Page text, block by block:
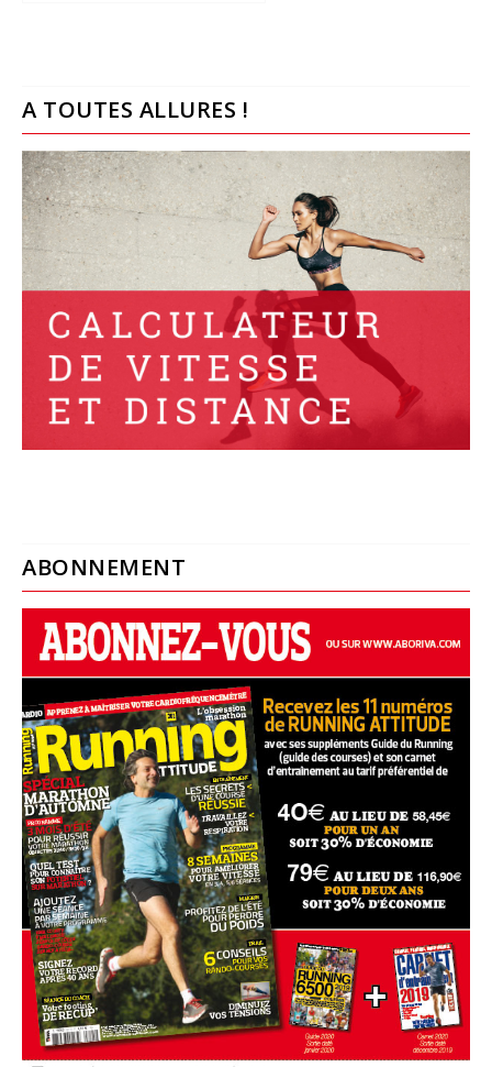
A TOUTES ALLURES !
ABONNEMENT